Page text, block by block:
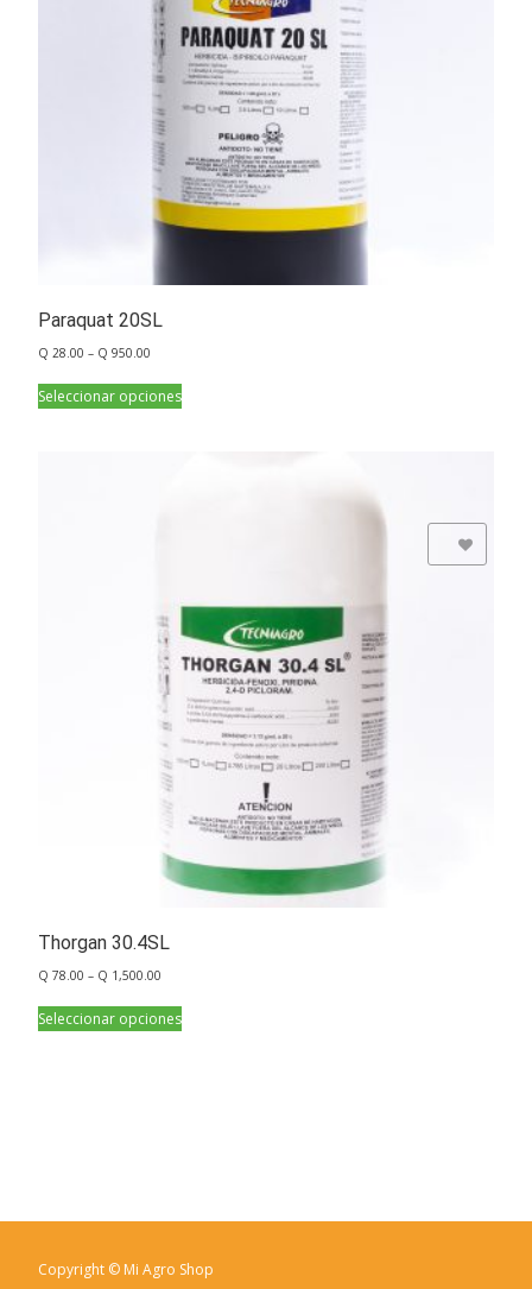
Paraquat 20SL
Q 28.00 – Q 950.00
Seleccionar opciones
Thorgan 30.4SL
Q 78.00 – Q 1,500.00
Seleccionar opciones
Copyright © Mi Agro Shop